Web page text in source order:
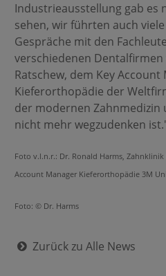
Industrieausstellung gab es
sehen, wir führten auch
Gespräche mit den
verschiedenen Dentalfirmen
Ratschew, dem Key Account
Kieferorthopädie der
der modernen
nicht mehr wegzudenken
Foto v.l.n.r.: Dr. Ronald Harms, Zahnklinik
Account Manager Kieferorthopädie 3M
Foto: © Dr. Harms
Zurück zu Alle News